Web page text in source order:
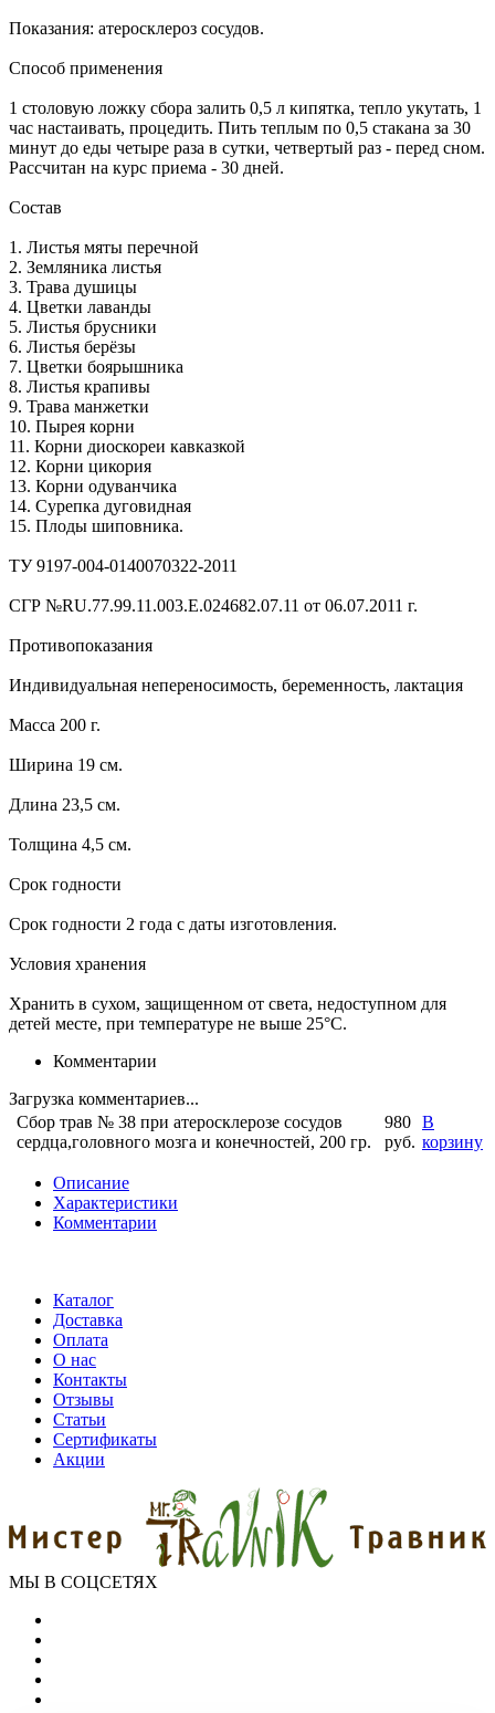
Показания: атеросклероз сосудов.
Способ применения
1 столовую ложку сбора залить 0,5 л кипятка, тепло укутать, 1
час настаивать, процедить. Пить теплым по 0,5 стакана за 30
минут до еды четыре раза в сутки, четвертый раз - перед сном.
Рассчитан на курс приема - 30 дней.
Состав
1. Листья мяты перечной
2. Земляника листья
3. Трава душицы
4. Цветки лаванды
5. Листья брусники
6. Листья берёзы
7. Цветки боярышника
8. Листья крапивы
9. Трава манжетки
10. Пырея корни
11. Корни диоскореи кавказкой
12. Корни цикория
13. Корни одуванчика
14. Сурепка дуговидная
15. Плоды шиповника.
ТУ 9197-004-0140070322-2011
СГР №RU.77.99.11.003.E.024682.07.11 от 06.07.2011 г.
Противопоказания
Индивидуальная непереносимость, беременность, лактация
Масса 200 г.
Ширина 19 см.
Длина 23,5 см.
Толщина 4,5 см.
Срок годности
Срок годности 2 года с даты изготовления.
Условия хранения
Хранить в сухом, защищенном от света, недоступном для
детей месте, при температуре не выше 25°С.
Комментарии
Загрузка комментариев...
Сбор трав № 38 при атеросклерозе сосудов
сердца,головного мозга и конечностей, 200 гр.
980
руб.
В
корзину
Описание
Характеристики
Комментарии
Каталог
Доставка
Оплата
О нас
Контакты
Отзывы
Статьи
Сертификаты
Акции
МЫ В СОЦСЕТЯХ